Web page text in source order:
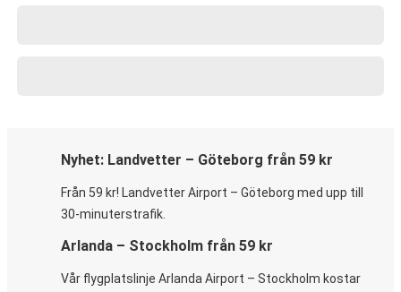
Nyhet: Landvetter – Göteborg från 59 kr
Från 59 kr! Landvetter Airport – Göteborg med upp till
30-minuterstrafik.
Arlanda – Stockholm från 59 kr
Vår flygplatslinje Arlanda Airport – Stockholm kostar